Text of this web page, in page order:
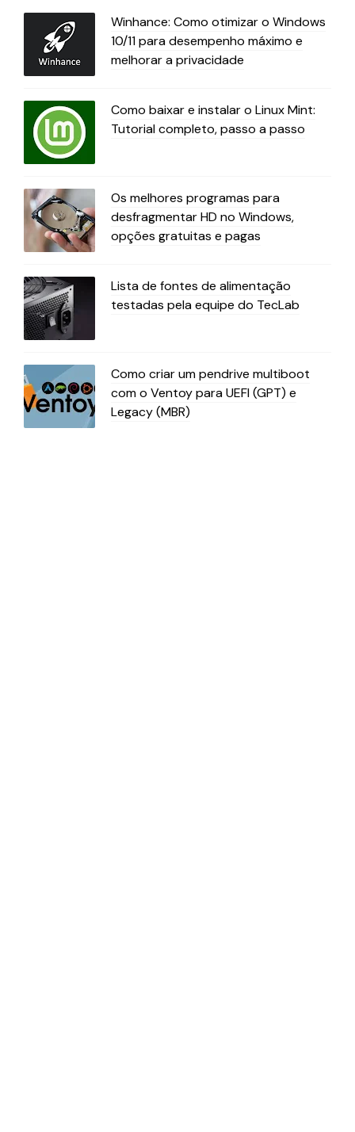
Winhance: Como otimizar o Windows
10/11 para desempenho máximo e
melhorar a privacidade
Como baixar e instalar o Linux Mint:
Tutorial completo, passo a passo
Os melhores programas para
desfragmentar HD no Windows,
opções gratuitas e pagas
Lista de fontes de alimentação
testadas pela equipe do TecLab
Como criar um pendrive multiboot
com o Ventoy para UEFI (GPT) e
Legacy (MBR)